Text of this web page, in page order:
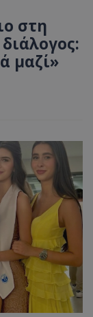
στη
μαζί»